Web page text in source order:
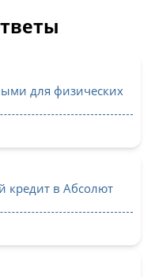
для физических
кредит в Абсолют